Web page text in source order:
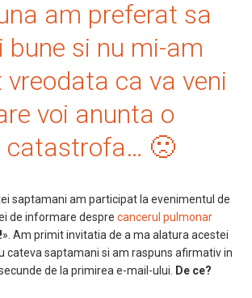
am preferat sa
bune si nu mi-am
ca va veni
voi anunta o
catastrofa… 🙁
saptamani am participat la evenimentul de
de informare despre cancerul pulmonar
». Am primit invitatia de a ma alatura acestei
cateva saptamani si am raspuns afirmativ in
de la primirea e-mail-ului.
De ce?